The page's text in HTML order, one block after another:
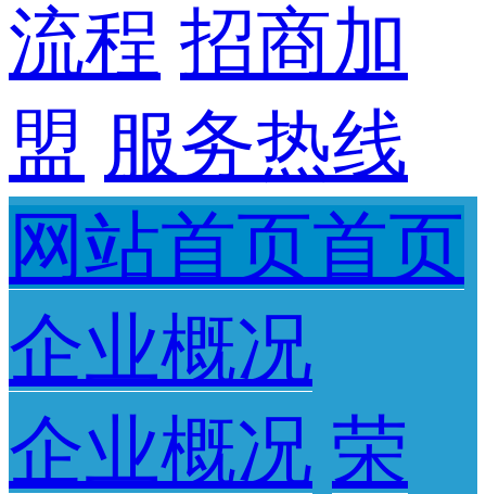
流程 招商加
盟 服务热线
网站首页首页
企业概况
企业概况 荣